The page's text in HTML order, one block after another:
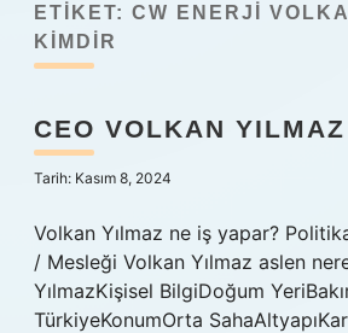
Politikası
Yasal Uyarı
Hakkımızda
ETIKET: CW ENERJI
KIMDIR
CEO VOLKAN
Tarih: Kasım 8, 2024
Volkan Yılmaz ne iş yapar?
/ Mesleği Volkan Yılmaz aslen
YılmazKişisel BilgiDoğum
TürkiyeKonumOrta